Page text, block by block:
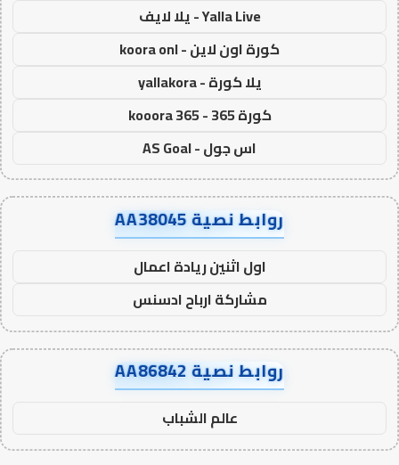
Yalla Live - يلا لايف
كورة اون لاين - koora onl
يلا كورة - yallakora
كورة 365 - kooora 365
اس جول - AS Goal
روابط نصية AA38045
اول اثنين ريادة اعمال
مشاركة ارباح ادسنس
روابط نصية AA86842
عالم الشباب